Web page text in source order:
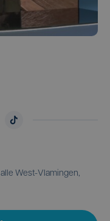
West-Vlamingen,